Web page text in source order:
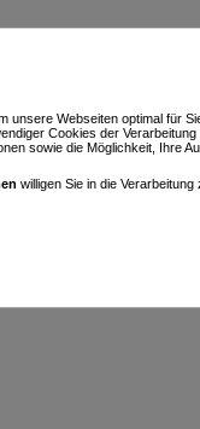
unsere Webseiten optimal für
Cookies der
sowie die Möglichkeit, Ihre
willigen Sie in die